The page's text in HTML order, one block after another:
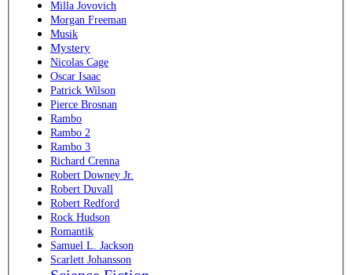
Milla Jovovich
Morgan Freeman
Musik
Mystery
Nicolas Cage
Oscar Isaac
Patrick Wilson
Pierce Brosnan
Rambo
Rambo 2
Rambo 3
Richard Crenna
Robert Downey Jr.
Robert Duvall
Robert Redford
Rock Hudson
Romantik
Samuel L. Jackson
Scarlett Johansson